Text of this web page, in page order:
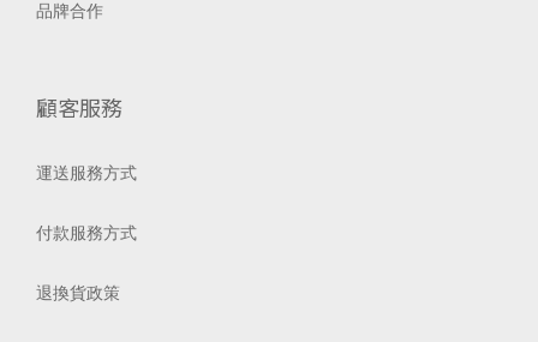
品牌合作
顧客服務
運送服務方式
付款服務方式
退換貨政策